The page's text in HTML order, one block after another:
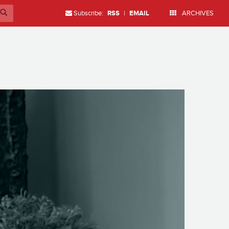
Subscribe: RSS | EMAIL ARCHIVES